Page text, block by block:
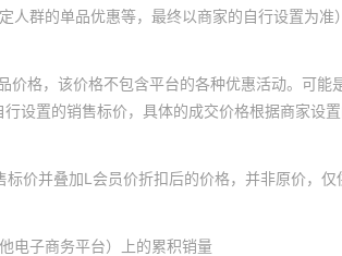
人群的单品优惠等，最终以商家的自行设置为
价格，该价格不包含平台的各种优惠活动。可
设置的销售标价，具体的成交价格根据商家设
价并叠加L会员价折扣后的价格，并非原价，仅
电子商务平台）上的累积销量